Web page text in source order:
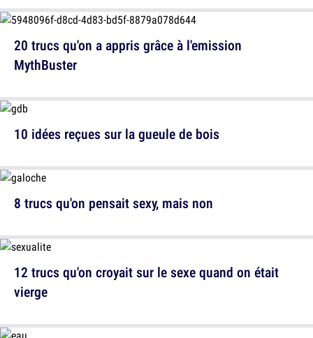
10 idées reçues sur la gueule de bois
12 trucs qu'on croyait sur le sexe quand on était
vierge
20 trucs qu'on a appris grâce à l'emission
MythBuster
8 trucs qu'on pensait sexy, mais non